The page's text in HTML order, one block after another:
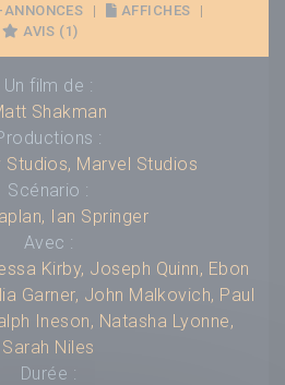
| AFFICHES
|
AVIS (1)
Un film de :
Shakman
:
Studios, Marvel Studios
Scénario :
, Ian Springer
Avec :
Kirby, Joseph Quinn, Ebon
Garner, John Malkovich, Paul
Ineson, Natasha Lyonne,
Sarah Niles
Durée :